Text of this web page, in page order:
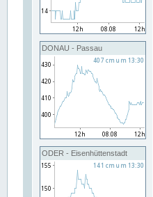
DONAU - Passau
ODER - Eisenhüttenstadt